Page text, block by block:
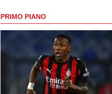
PRIMO PIANO